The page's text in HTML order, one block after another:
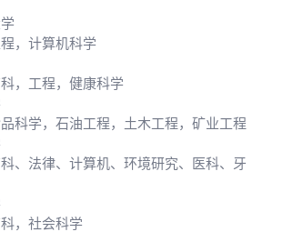
，计算机科学
工程，健康科学
学，石油工程，土木工程，矿业工程
法律、计算机、环境研究、医科、牙
，社会科学